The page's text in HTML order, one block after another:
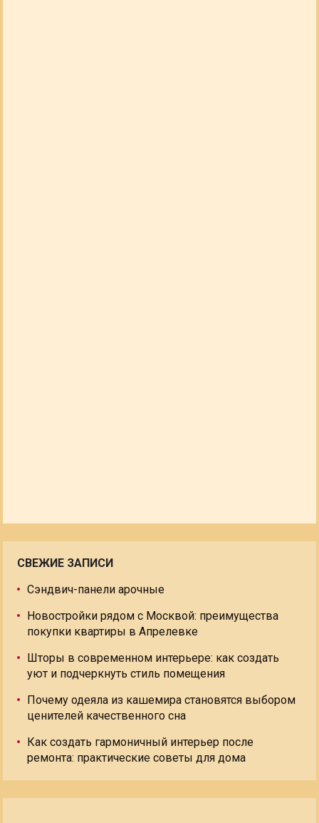
СВЕЖИЕ ЗАПИСИ
Сэндвич-панели арочные
Новостройки рядом с Москвой: преимущества
покупки квартиры в Апрелевке
Шторы в современном интерьере: как создать
уют и подчеркнуть стиль помещения
Почему одеяла из кашемира становятся выбором
ценителей качественного сна
Как создать гармоничный интерьер после
ремонта: практические советы для дома